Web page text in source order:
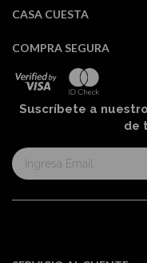
CASA CUESTA
COMPRA SEGURA
Suscríbete a
de
Suscríbase
al
informativo: